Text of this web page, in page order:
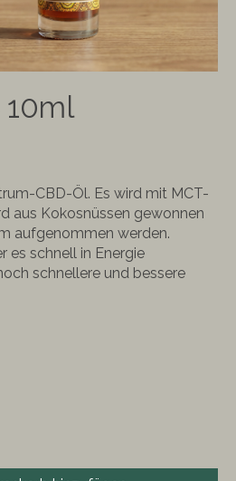
10ml
CBD-Öl. Es wird mit MCT-
aus Kokosnüssen gewonnen
aufgenommen werden.
es schnell in Energie
schnellere und bessere
ist